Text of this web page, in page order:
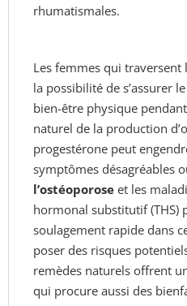
rhumatismales.
Les femmes qui traversent
la possibilité de s’assurer
bien-être physique
naturel de la production
progestérone peut
symptômes désagréables
l’ostéoporose et les
hormonal substitutif (THS)
soulagement rapide dans
poser des risques
remèdes naturels offrent
qui procure aussi des